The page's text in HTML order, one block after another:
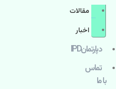
مقالات
اخبار
دپارتمانIPD
تماس
با ما